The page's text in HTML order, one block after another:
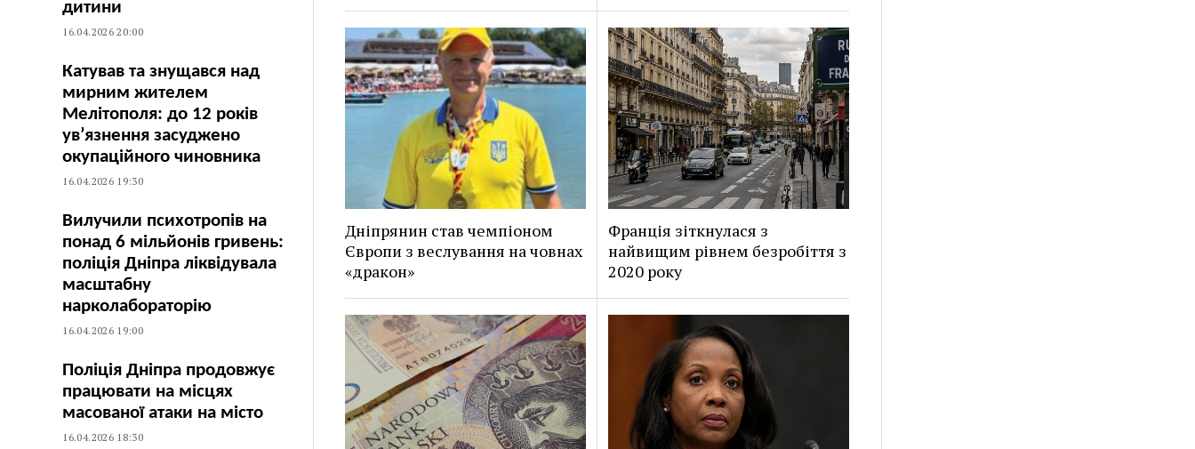
дитини
16.04.2026 20:00
Катував та знущався над
мирним жителем
Мелітополя: до 12 років
ув’язнення засуджено
окупаційного чиновника
16.04.2026 19:30
Вилучили психотропів на
понад 6 мільйонів гривень:
поліція Дніпра ліквідувала
масштабну
нарколабораторію
16.04.2026 19:00
Поліція Дніпра продовжує
працювати на місцях
масованої атаки на місто
16.04.2026 18:30
Дніпрянин став чемпіоном
Європи з веслування на човнах
«дракон»
Франція зіткнулася з
найвищим рівнем безробіття з
2020 року